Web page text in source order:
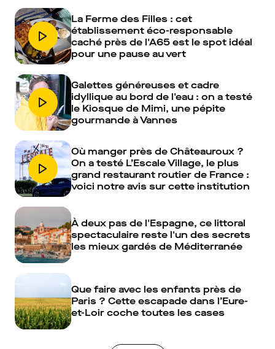
La Ferme des Filles : cet
établissement éco-responsable
caché près de l'A65 est le spot idéal
pour une pause au vert
Galettes généreuses et cadre
idyllique au bord de l'eau : on a testé
le Kiosque de Mimi, une pépite
gourmande à Vannes
Où manger près de Châteauroux ?
On a testé L’Escale Village, le plus
grand restaurant routier de France :
voici notre avis sur cette institution
À deux pas de l'Espagne, ce littoral
spectaculaire reste l'un des secrets
les mieux gardés de Méditerranée
Que faire avec les enfants près de
Paris ? Cette escapade dans l’Eure-
et-Loir coche toutes les cases